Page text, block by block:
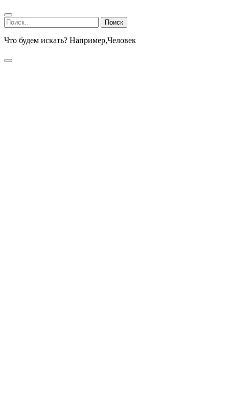
Найти:
Что будем искать? Например,Человек